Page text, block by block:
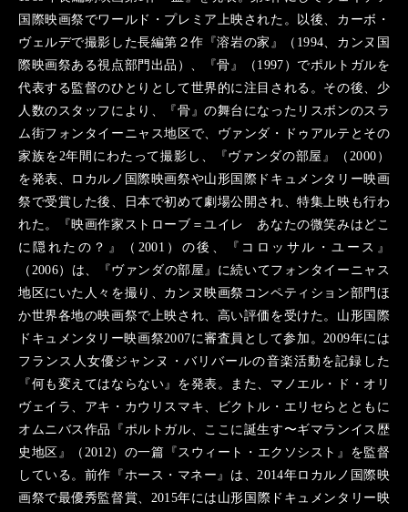
国際映画祭でワールド・プレミア上映された。以後、カーボ・
ヴェルデで撮影した長編第２作『溶岩の家』（1994、カンヌ国
際映画祭ある視点部門出品）、『骨』（1997）でポルトガルを
代表する監督のひとりとして世界的に注目される。その後、少
人数のスタッフにより、『骨』の舞台になったリスボンのスラ
ム街フォンタイーニャス地区で、ヴァンダ・ドゥアルテとその
家族を2年間にわたって撮影し、『ヴァンダの部屋』（2000）
を発表、ロカルノ国際映画祭や山形国際ドキュメンタリー映画
祭で受賞した後、日本で初めて劇場公開され、特集上映も行わ
れた。『映画作家ストローブ＝ユイレ あなたの微笑みはどこ
に隠れたの？』（2001）の後、『コロッサル・ユース』
（2006）は、『ヴァンダの部屋』に続いてフォンタイーニャス
地区にいた人々を撮り、カンヌ映画祭コンペティション部門ほ
か世界各地の映画祭で上映され、高い評価を受けた。山形国際
ドキュメンタリー映画祭2007に審査員として参加。2009年には
フランス人女優ジャンヌ・バリバールの音楽活動を記録した
『何も変えてはならない』を発表。また、マノエル・ド・オリ
ヴェイラ、アキ・カウリスマキ、ビクトル・エリセらとともに
オムニバス作品『ポルトガル、ここに誕生す〜ギマランイス歴
史地区』（2012）の一篇『スウィート・エクソシスト』を監督
している。前作『ホース・マネー』は、2014年ロカルノ国際映
画祭で最優秀監督賞、2015年には山形国際ドキュメンタリー映